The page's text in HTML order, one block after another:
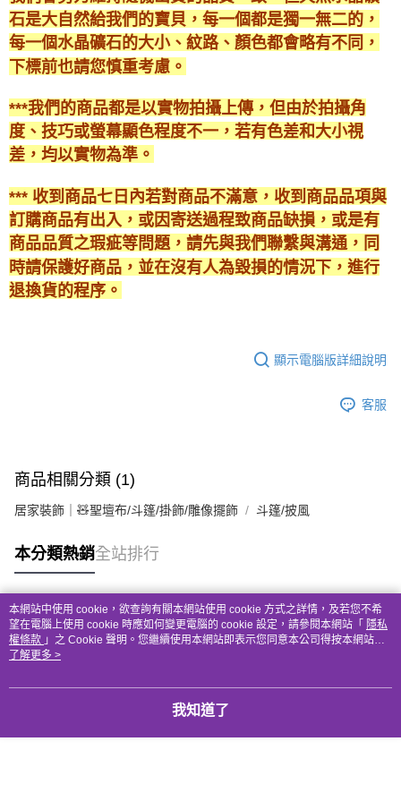
石是大自然給我們的寶貝，每一個都是獨一無二的，
每一個水晶礦石的大小、紋路、顏色都會略有不同，
下標前也請您慎重考慮。
***我們的商品都是以實物拍攝上傳，但由於拍攝角
度、技巧或螢幕顯色程度不一，若有色差和大小視
差，均以實物為準。
*** 收到商品七日內若對商品不滿意，收到商品品項與
訂購商品有出入，或因寄送過程致商品缺損，或是有
商品品質之瑕疵等問題，請先與我們聯繫與溝通，同
時請保護好商品，並在沒有人為毀損的情況下，進行
退換貨的程序。
顯示電腦版詳細說明
客服
商品相關分類 (1)
居家裝飾｜🧸聖壇布/斗篷/掛飾/雕像擺飾 斗篷/披風
本分類熱銷全站排行
熱門標籤
本網站中使用 cookie，欲查詢有關本網站使用 cookie 方式之詳情，及若您不希
望在電腦上使用 cookie 時應如何變更電腦的 cookie 設定，請參閱本網站「 隱私
權條款 」之 Cookie 聲明。您繼續使用本網站即表示您同意本公司得按本網站使
用條款之 Cookie 聲明使用 cookie。
了解更多 >
我知道了